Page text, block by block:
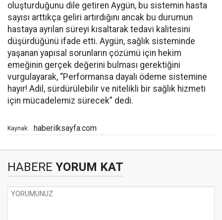
oluşturduğunu dile getiren Aygün, bu sistemin hasta
sayısı arttıkça geliri artırdığını ancak bu durumun
hastaya ayrılan süreyi kısaltarak tedavi kalitesini
düşürdüğünü ifade etti. Aygün, sağlık sisteminde
yaşanan yapısal sorunların çözümü için hekim
emeğinin gerçek değerini bulması gerektiğini
vurgulayarak, “Performansa dayalı ödeme sistemine
hayır! Adil, sürdürülebilir ve nitelikli bir sağlık hizmeti
için mücadelemiz sürecek” dedi.
Kaynak: haberilksayfa.com
HABERE YORUM KAT